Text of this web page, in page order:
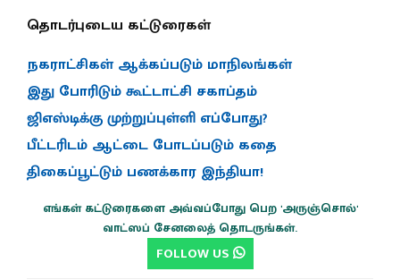
தொடர்புடைய கட்டுரைகள்
நகராட்சிகள் ஆக்கப்படும் மாநிலங்கள்
இது போரிடும் கூட்டாட்சி சகாப்தம்
ஜிஎஸ்டிக்கு முற்றுப்புள்ளி எப்போது?
பீட்டரிடம் ஆட்டை போடப்படும் கதை
திகைப்பூட்டும் பணக்கார இந்தியா!
எங்கள் கட்டுரைகளை அவ்வப்போது பெற 'அருஞ்சொல்'
வாட்ஸப் சேனலைத் தொடருங்கள்.
FOLLOW US